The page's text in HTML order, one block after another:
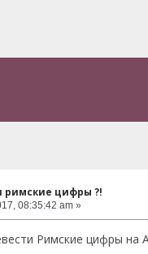
римские цифры ?!
08:35:42 am »
Римские цифры на